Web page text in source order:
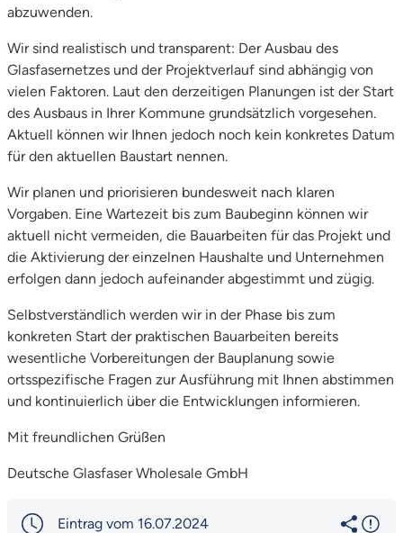
abzuwenden.
Wir sind realistisch und transparent: Der Ausbau des
Glasfasernetzes und der Projektverlauf sind abhängig von
vielen Faktoren. Laut den derzeitigen Planungen ist der Start
des Ausbaus in Ihrer Kommune grundsätzlich vorgesehen.
Aktuell können wir Ihnen jedoch noch kein konkretes Datum
für den aktuellen Baustart nennen.
Wir planen und priorisieren bundesweit nach klaren
Vorgaben. Eine Wartezeit bis zum Baubeginn können wir
aktuell nicht vermeiden, die Bauarbeiten für das Projekt und
die Aktivierung der einzelnen Haushalte und Unternehmen
erfolgen dann jedoch aufeinander abgestimmt und zügig.
Selbstverständlich werden wir in der Phase bis zum
konkreten Start der praktischen Bauarbeiten bereits
wesentliche Vorbereitungen der Bauplanung sowie
ortsspezifische Fragen zur Ausführung mit Ihnen abstimmen
und kontinuierlich über die Entwicklungen informieren.
Mit freundlichen Grüßen
Deutsche Glasfaser Wholesale GmbH
Eintrag vom 16.07.2024